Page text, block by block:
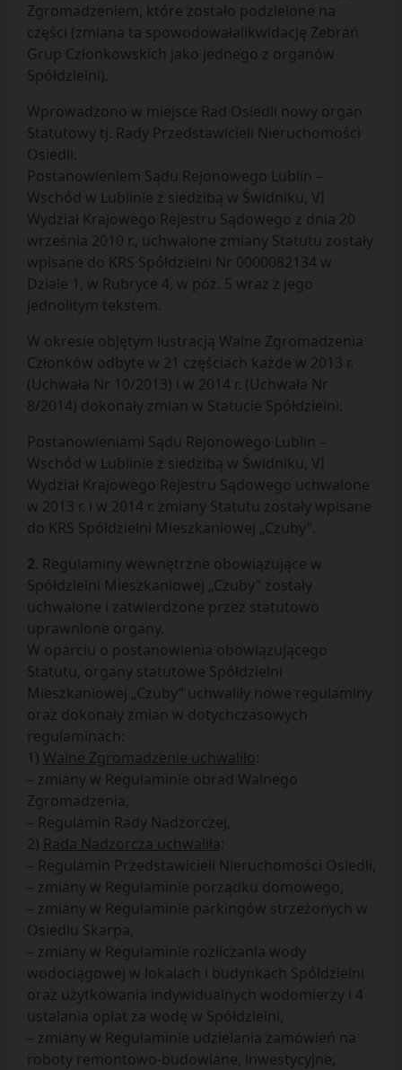
Zgromadzeniem, które zostało podzielone na
części (zmiana ta spowodowałalikwidację Zebrań
Grup Członkowskich jako jednego z organów
Spółdzielni).
Wprowadzono w miejsce Rad Osiedli nowy organ
Statutowy tj. Rady Przedstawicieli Nieruchomości
Osiedli.
Postanowieniem Sądu Rejonowego Lublin –
Wschód w Lublinie z siedzibą w Świdniku, VI
Wydział Krajowego Rejestru Sądowego z dnia 20
września 2010 r., uchwalone zmiany Statutu zostały
wpisane do KRS Spółdzielni Nr 0000082134 w
Dziale 1, w Rubryce 4, w póz. 5 wraz z jego
jednolitym tekstem.
W okresie objętym lustracją Walne Zgromadzenia
Członków odbyte w 21 częściach każde w 2013 r.
(Uchwała Nr 10/2013) i w 2014 r. (Uchwała Nr
8/2014) dokonały zmian w Statucie Spółdzielni.
Postanowieniami Sądu Rejonowego Lublin –
Wschód w Lublinie z siedzibą w Świdniku, VI
Wydział Krajowego Rejestru Sądowego uchwalone
w 2013 r. i w 2014 r. zmiany Statutu zostały wpisane
do KRS Spółdzielni Mieszkaniowej „Czuby”.
2. Regulaminy wewnętrzne obowiązujące w
Spółdzielni Mieszkaniowej „Czuby” zostały
uchwalone i zatwierdzone przez statutowo
uprawnione organy.
W oparciu o postanowienia obowiązującego
Statutu, organy statutowe Spółdzielni
Mieszkaniowej „Czuby” uchwaliły nowe regulaminy
oraz dokonały zmian w dotychczasowych
regulaminach:
1) Walne Zgromadzenie uchwaliło:
– zmiany w Regulaminie obrad Walnego
Zgromadzenia,
– Regulamin Rady Nadzorczej,
2) Rada Nadzorcza uchwaliła:
– Regulamin Przedstawicieli Nieruchomości Osiedli,
– zmiany w Regulaminie porządku domowego,
– zmiany w Regulaminie parkingów strzeżonych w
Osiedlu Skarpa,
– zmiany w Regulaminie rozliczania wody
wodociągowej w lokalach i budynkach Spółdzielni
oraz użytkowania indywidualnych wodomierzy i 4
ustalania opłat za wodę w Spółdzielni,
– zmiany w Regulaminie udzielania zamówień na
roboty remontowo-budowlane, inwestycyjne,